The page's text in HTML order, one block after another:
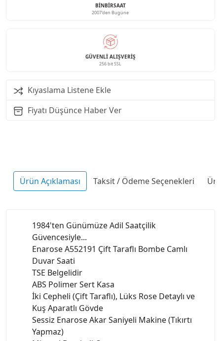
BINBIRSAAT
2007'den Bugüne
GÜVENLI ALIŞVERIŞ
256 bit SSL
Kıyaslama Listene Ekle
Fiyatı Düşünce Haber Ver
Ürün Açıklaması Taksit / Ödeme Seçenekleri
1984'ten Günümüze Adil Saatçilik
Güvencesiyle...
Enarose A552191 Çift Taraflı Bombe Camlı
Duvar Saati
TSE Belgelidir
ABS Polimer Sert Kasa
İki Cepheli (Çift Taraflı), Lüks Rose Detaylı ve
Kuş Aparatlı Gövde
Sessiz Enarose Akar Saniyeli Makine (Tıkırtı
Yapmaz)